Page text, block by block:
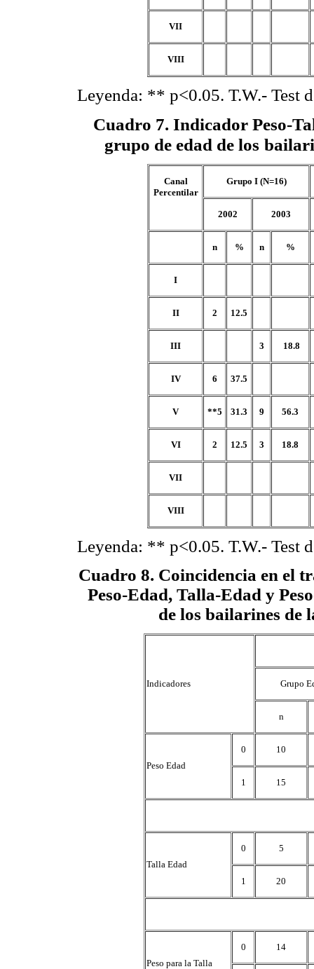
VII
VIII
Leyenda: ** p<0.05. T.W.- Test
Cuadro 7. Indicador Peso-
grupo de edad de los
Canal
Percentilar
Grupo I (N=16)
2002 2003
n % n %
I
II 2 12.5
III 3 18.8
IV 6 37.5
V **5 31.3 9 56.3
VI 2 12.5 3 18.8
VII
VIII
Leyenda: ** p<0.05. T.W.- Test
Cuadro 8. Coincidencia en el
Peso-Edad, Talla-Edad y
de los bailarines de
Indicadores Grupo
n
Peso Edad
0 10
1 15
Talla Edad
0 5
1 20
Peso para la Talla
0 14